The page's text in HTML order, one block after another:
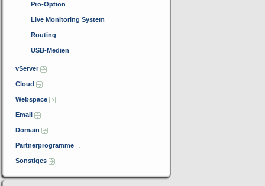
Pro-Option
Live Monitoring System
Routing
USB-Medien
vServer
Cloud
Webspace
Email
Domain
Partnerprogramme
Sonstiges